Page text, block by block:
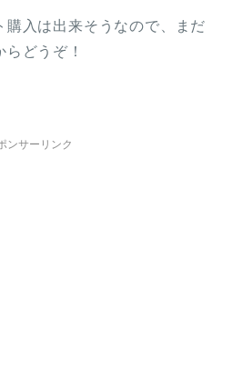
購入は出来そうなので、まだ
どうぞ！
ンサーリンク